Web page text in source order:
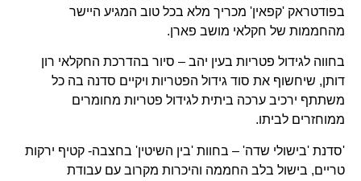
בפודטראק 'קפאין' מכריך מלא בכל טוב המגיע היישר
מהחממות של חקלאי מושב פארן.
בחווה לגידול פטריות בעין יהב – סיור בהדרכת החקלאי רון
דותן, שיחשוף את סוד גידול הפטריות ויקיים סדנה בה כל
משתתף ירכיב ערכה ביתית לגידול פטריות מחומרים
ממוחזרים לביתו.
'סדנת 'בישולי שדה' – בחוות 'בין השיטין' בחצבה- קטיף ירקות
טריים, בישול בלב החממה והיכרות מקרוב עם עבודת